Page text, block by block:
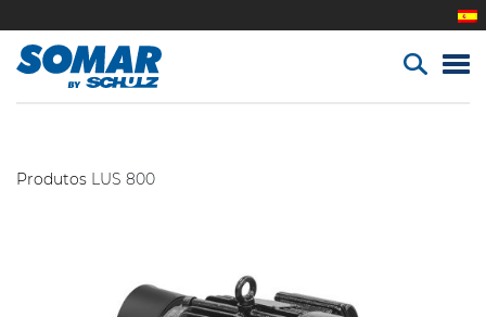
Produtos LUS 800